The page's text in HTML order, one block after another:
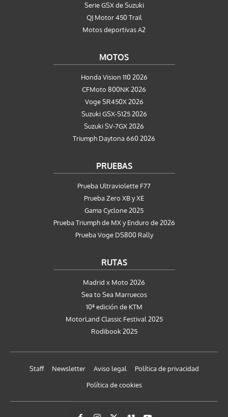
Serie GSX de Suzuki
QJ Motor 450 Trail
Motos deportivas A2
MOTOS
Honda Vision 110 2026
CFMoto 800NK 2026
Voge SR450X 2026
Suzuki GSX-S125 2026
Suzuki SV-7GX 2026
Triumph Daytona 660 2026
PRUEBAS
Prueba Ultraviolette F77
Prueba Zero XB y XE
Gama Cyclone 2025
Prueba Triumph de MX y Enduro de 2026
Prueba Voge DS800 Rally
RUTAS
Madrid x Moto 2026
Sea to Sea Marruecos
10ª edición de KTM
MotorLand Classic Festival 2025
Rodibook 2025
Staff Newsletter Aviso legal
Política de privacidad
Política de cookies